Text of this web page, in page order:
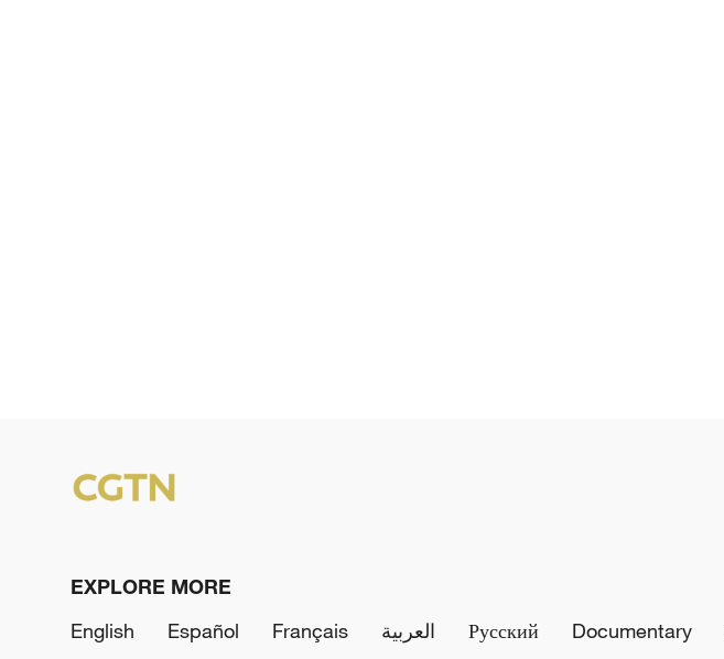
EXPLORE MORE
English
Español Français العربية Русский Documentary